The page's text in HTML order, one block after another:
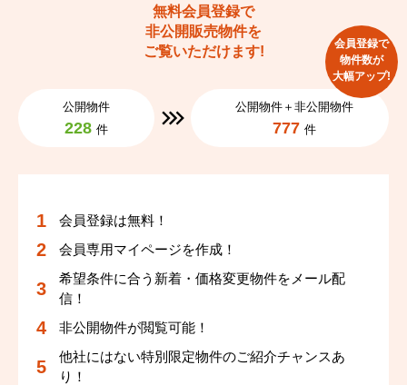
無料会員登録で
非公開販売物件を
ご覧いただけます!
公開物件
228 件
公開物件＋非公開物件
777 件
会員登録で
物件数が
大幅アップ!
会員登録は無料！
会員専用マイページを作成！
希望条件に合う新着・価格変更物件をメール配
信！
非公開物件が閲覧可能！
他社にはない特別限定物件のご紹介チャンスあ
り！